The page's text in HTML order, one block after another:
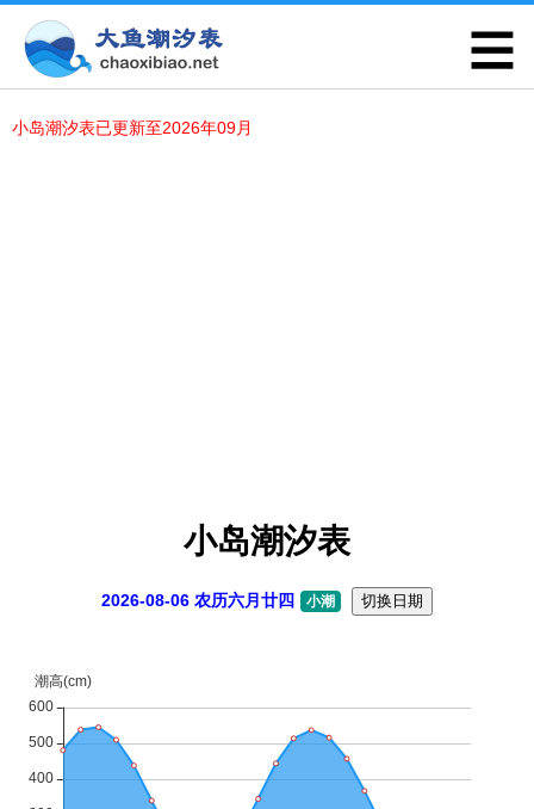
小岛潮汐表已更新至2026年09月
小岛潮汐表
2026-08-06 农历六月廿四 小潮 切换日期